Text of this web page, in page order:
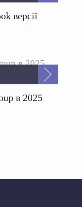
версії
в 2025